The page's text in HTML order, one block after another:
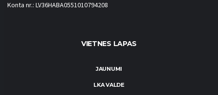
Konta nr.: LV36HABA0551010794208
VIETNES LAPAS
JAUNUMI
LKA VALDE